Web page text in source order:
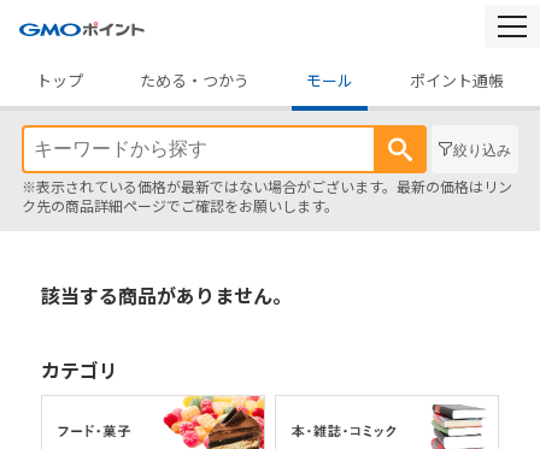
トップ
ためる・つかう モール ポイント通帳
絞り込み
※表示されている価格が最新ではない場合がございます。最新の価格はリン
ク先の商品詳細ページでご確認をお願いします。
該当する商品がありません。
カテゴリ